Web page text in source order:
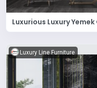
Luxurious Luxury Yemek
Luxury Line Furniture